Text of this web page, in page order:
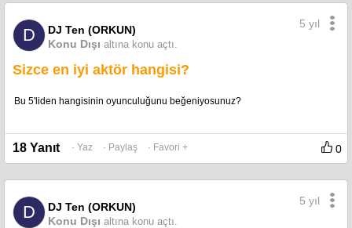
D
DJ Ten (ORKUN)
Konu Dışı altına konu açtı.
5 yıl
Sizce en iyi aktör hangisi?
Bu 5'liden hangisinin oyunculuğunu beğeniyosunuz?
18 Yanıt · Yaz · Paylaş · Favori + 0
D
DJ Ten (ORKUN)
Konu Dışı altına konu açtı.
5 yıl